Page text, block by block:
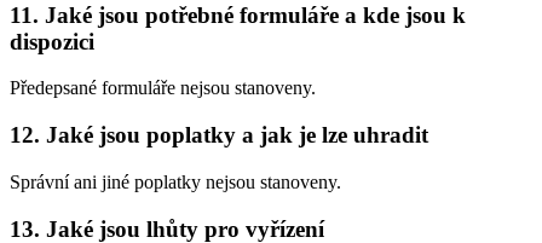
11. Jaké jsou potřebné formuláře a kde jsou k
dispozici
Předepsané formuláře nejsou stanoveny.
12. Jaké jsou poplatky a jak je lze uhradit
Správní ani jiné poplatky nejsou stanoveny.
13. Jaké jsou lhůty pro vyřízení